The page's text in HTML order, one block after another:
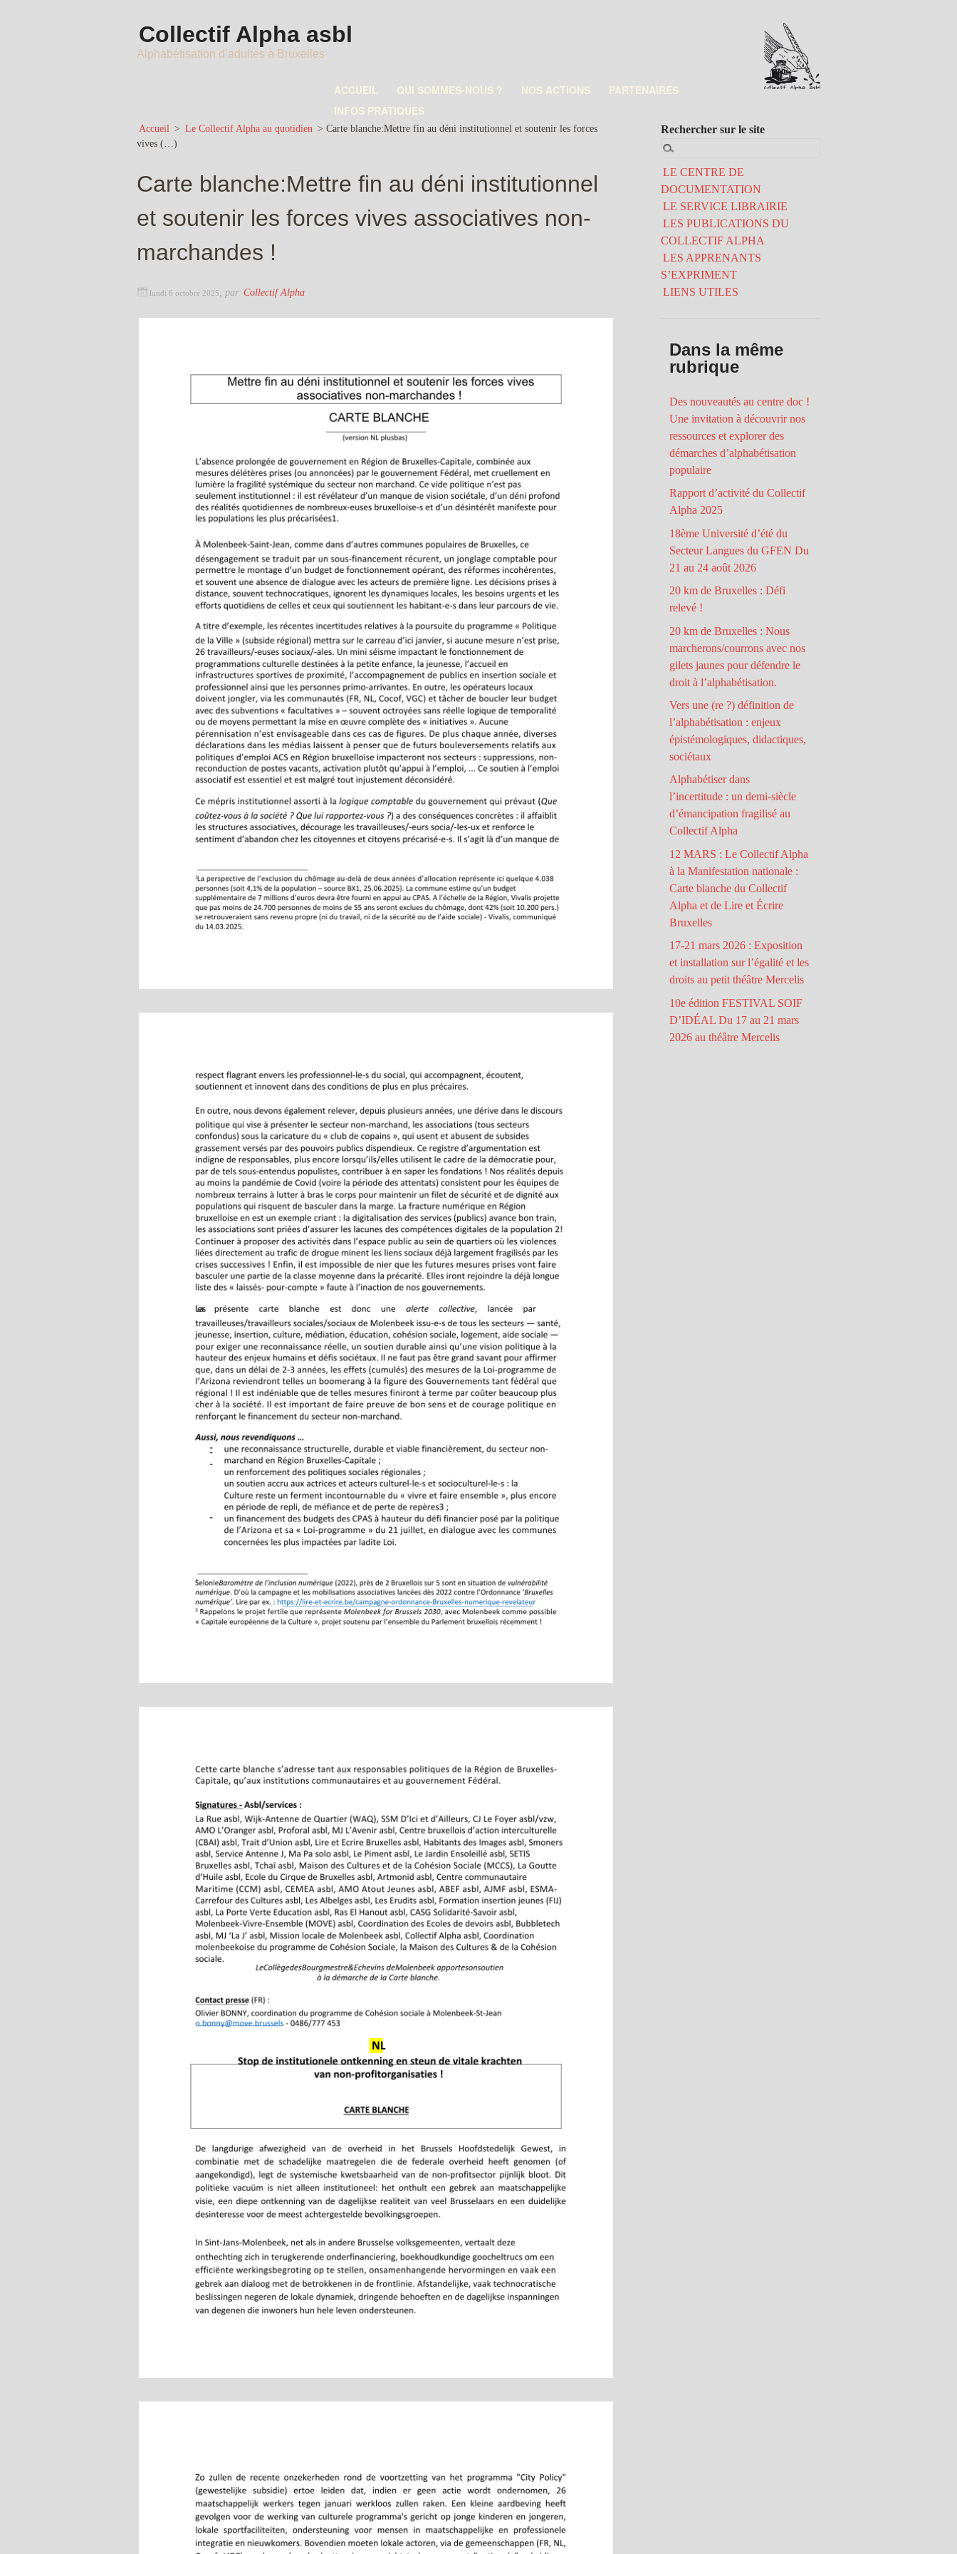
Collectif Alpha asbl
Alphabétisation d’adultes à Bruxelles
ACCUEIL QUI SOMMES-NOUS ? NOS ACTIONS
PARTENAIRES
INFOS PRATIQUES
Accueil > Le Collectif Alpha au quotidien > Carte blanche:Mettre fin au déni institutionnel et soutenir les forces
vives (…)
Carte blanche:Mettre fin au déni institutionnel
et soutenir les forces vives associatives non-
marchandes !
lundi 6 octobre 2025 par Collectif Alpha
LE CENTRE DE
DOCUMENTATION
LE SERVICE LIBRAIRIE
LES PUBLICATIONS DU
COLLECTIF ALPHA
LES APPRENANTS
S’EXPRIMENT
LIENS UTILES
Rechercher sur le site
Dans la même
rubrique
Des nouveautés au centre doc !
Une invitation à découvrir nos
ressources et explorer des
démarches d’alphabétisation
populaire
Rapport d’activité du Collectif
Alpha 2025
18ème Université d’été du
Secteur Langues du GFEN Du
21 au 24 août 2026
20 km de Bruxelles : Défi
relevé !
20 km de Bruxelles : Nous
marcherons/courrons avec nos
gilets jaunes pour défendre le
droit à l’alphabétisation.
Vers une (re ?) définition de
l’alphabétisation : enjeux
épistémologiques, didactiques,
sociétaux
Alphabétiser dans
l’incertitude : un demi-siècle
d’émancipation fragilisé au
Collectif Alpha
12 MARS : Le Collectif Alpha
à la Manifestation nationale :
Carte blanche du Collectif
Alpha et de Lire et Écrire
Bruxelles
17-21 mars 2026 : Exposition
et installation sur l’égalité et les
droits au petit théâtre Mercelis
10e édition FESTIVAL SOIF
D’IDÉAL Du 17 au 21 mars
2026 au théâtre Mercelis